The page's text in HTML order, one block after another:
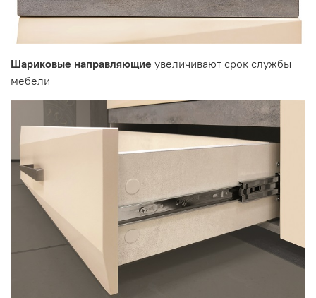
Шариковые направляющие увеличивают срок службы
мебели